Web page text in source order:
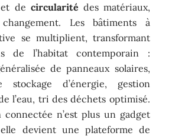
de circularité des matériaux,
Les bâtiments à
se multiplient, transformant
de l’habitat contemporain :
de panneaux solaires,
stockage d’énergie, gestion
l’eau, tri des déchets optimisé.
connectée n’est plus un gadget
devient une plateforme de